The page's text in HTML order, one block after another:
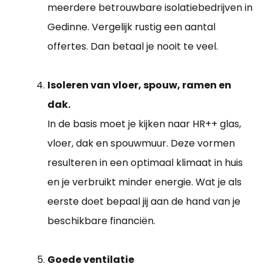
meerdere betrouwbare isolatiebedrijven in
Gedinne. Vergelijk rustig een aantal
offertes. Dan betaal je nooit te veel.
Isoleren van vloer, spouw, ramen en
dak.
In de basis moet je kijken naar HR++ glas,
vloer, dak en spouwmuur. Deze vormen
resulteren in een optimaal klimaat in huis
en je verbruikt minder energie. Wat je als
eerste doet bepaal jij aan de hand van je
beschikbare financiën.
Goede ventilatie